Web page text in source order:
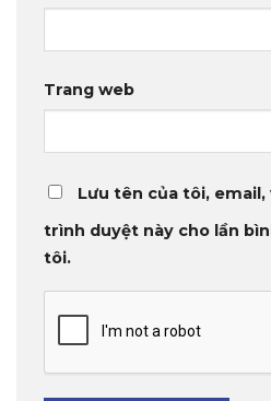
Trang web
Lưu tên của tôi,
trình duyệt này cho lần
tôi.